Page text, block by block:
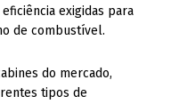
exigidas para
de combustível.
do mercado,
tipos de